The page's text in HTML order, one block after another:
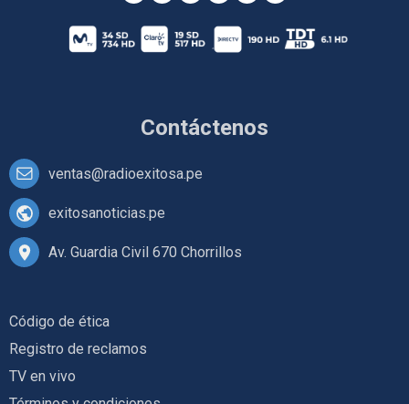
Contáctenos
ventas@radioexitosa.pe
exitosanoticias.pe
Av. Guardia Civil 670 Chorrillos
Código de ética
Registro de reclamos
TV en vivo